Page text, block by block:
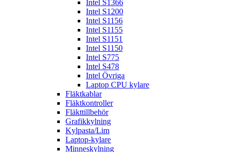
Intel S1366
Intel S1200
Intel S1156
Intel S1155
Intel S1151
Intel S1150
Intel S775
Intel S478
Intel Övriga
Laptop CPU kylare
Fläktkablar
Fläktkontroller
Fläkttillbehör
Grafikkylning
Kylpasta/Lim
Laptop-kylare
Minneskylning